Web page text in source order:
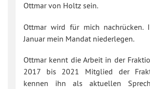
Ottmar von Holtz sein.
Ottmar wird für mich nachrücken.
Januar mein Mandat niederlegen.
Ottmar kennt die Arbeit in der
2017 bis 2021 Mitglied der
kennen ihn als aktuellen